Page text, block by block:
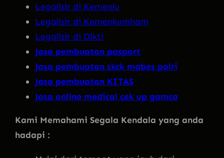
Legalisir di Kemenlu
Legalisir di Kemenkumham
Legalisir di Dikti
Jasa pembuatan pasport
Jasa pembuatan skck mabes polri
Jasa pembuatan KITAS
Jasa online medical cek up gamca
Kami Memahami Segala Kendala yang anda
hadapi :